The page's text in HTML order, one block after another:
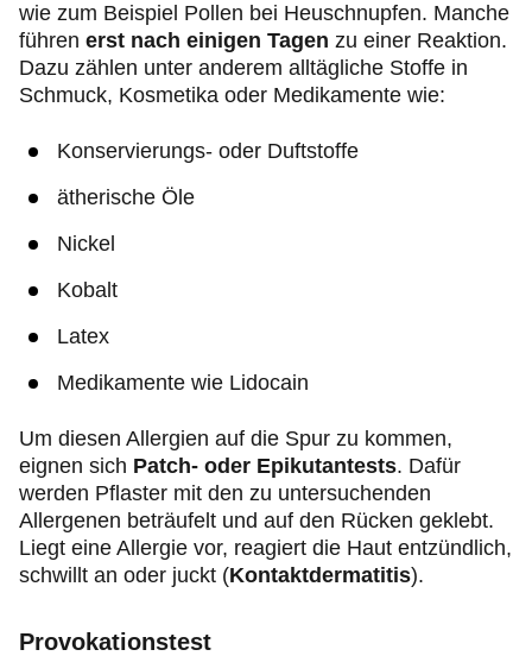
wie zum Beispiel Pollen bei Heuschnupfen. Manche
führen erst nach einigen Tagen zu einer Reaktion.
Dazu zählen unter anderem alltägliche Stoffe in
Schmuck, Kosmetika oder Medikamente wie:
Konservierungs- oder Duftstoffe
ätherische Öle
Nickel
Kobalt
Latex
Medikamente wie Lidocain
Um diesen Allergien auf die Spur zu kommen,
eignen sich Patch- oder Epikutantests. Dafür
werden Pflaster mit den zu untersuchenden
Allergenen beträufelt und auf den Rücken geklebt.
Liegt eine Allergie vor, reagiert die Haut entzündlich,
schwillt an oder juckt (Kontaktdermatitis).
Provokationstest